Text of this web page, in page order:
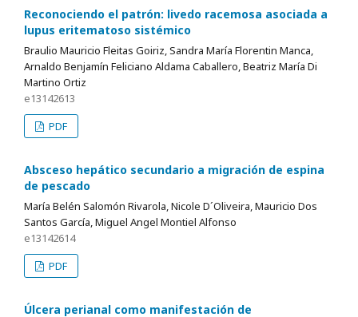
Reconociendo el patrón: livedo racemosa asociada a
lupus eritematoso sistémico
Braulio Mauricio Fleitas Goiriz, Sandra María Florentin Manca,
Arnaldo Benjamín Feliciano Aldama Caballero, Beatriz María Di
Martino Ortiz
e13142613
PDF
Absceso hepático secundario a migración de espina
de pescado
María Belén Salomón Rivarola, Nicole D´Oliveira, Mauricio Dos
Santos García, Miguel Angel Montiel Alfonso
e13142614
PDF
Úlcera perianal como manifestación de